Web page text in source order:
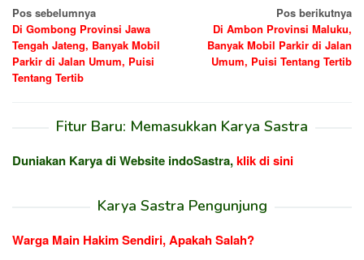
Navigasi
pos
Pos sebelumnya
Di Gombong Provinsi Jawa
Tengah Jateng, Banyak Mobil
Parkir di Jalan Umum, Puisi
Tentang Tertib
Pos berikutnya
Di Ambon Provinsi Maluku,
Banyak Mobil Parkir di Jalan
Umum, Puisi Tentang Tertib
Fitur Baru: Memasukkan Karya Sastra
Duniakan Karya di Website indoSastra,klik di sini
Karya Sastra Pengunjung
Warga Main Hakim Sendiri, Apakah Salah?